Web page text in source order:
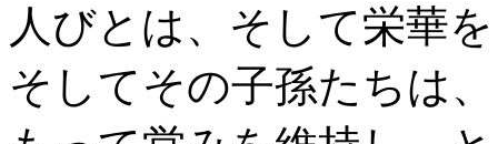
人びとは、そして栄華
そしてその子孫たちは